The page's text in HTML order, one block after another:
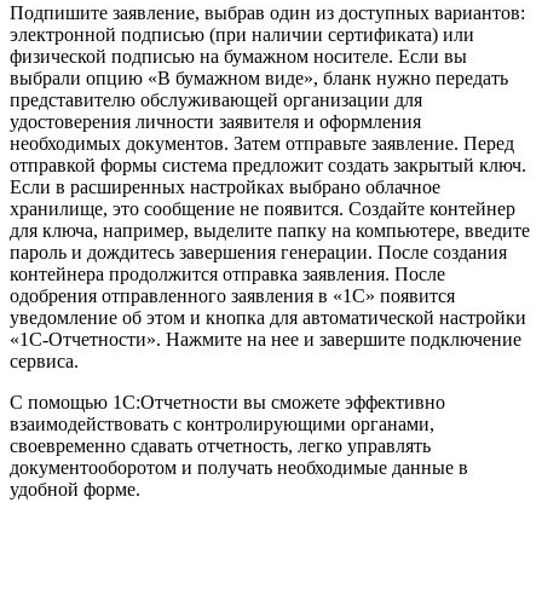
Подпишите заявление, выбрав один из доступных вариантов:
электронной подписью (при наличии сертификата) или
физической подписью на бумажном носителе. Если вы
выбрали опцию «В бумажном виде», бланк нужно передать
представителю обслуживающей организации для
удостоверения личности заявителя и оформления
необходимых документов. Затем отправьте заявление. Перед
отправкой формы система предложит создать закрытый ключ.
Если в расширенных настройках выбрано облачное
хранилище, это сообщение не появится. Создайте контейнер
для ключа, например, выделите папку на компьютере, введите
пароль и дождитесь завершения генерации. После создания
контейнера продолжится отправка заявления. После
одобрения отправленного заявления в «1С» появится
уведомление об этом и кнопка для автоматической настройки
«1С-Отчетности». Нажмите на нее и завершите подключение
сервиса.
С помощью 1С:Отчетности вы сможете эффективно
взаимодействовать с контролирующими органами,
своевременно сдавать отчетность, легко управлять
документооборотом и получать необходимые данные в
удобной форме.